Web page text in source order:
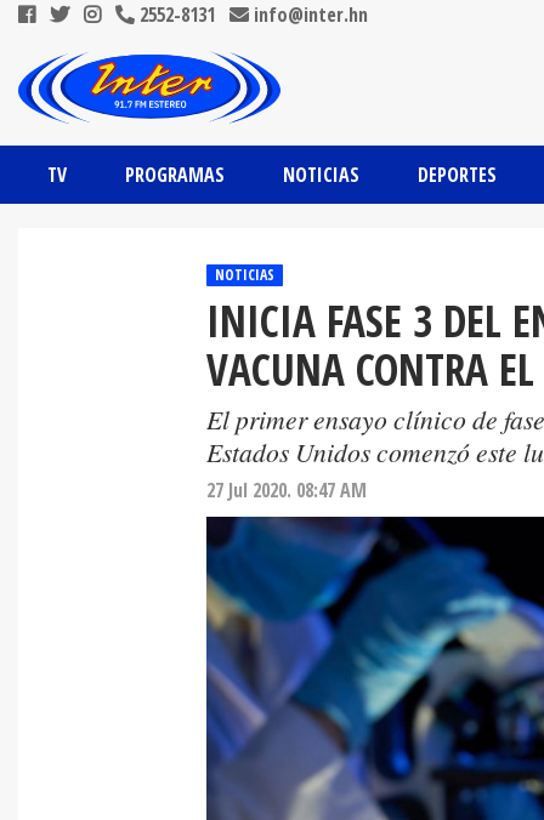
2552-8131 info@inter.hn
TV PROGRAMAS NOTICIAS DEPORTES
NOTICIAS
INICIA FASE 3 DEL
VACUNA CONTRA
El primer ensayo clínico de
Estados Unidos comenzó este
27 Jul 2020. 08:47 AM